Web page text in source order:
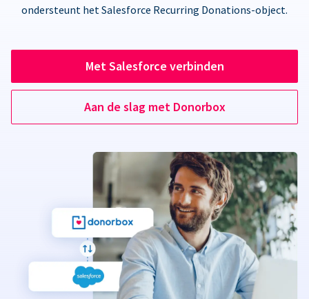
ondersteunt het Salesforce Recurring Donations-object.
Met Salesforce verbinden
Aan de slag met Donorbox